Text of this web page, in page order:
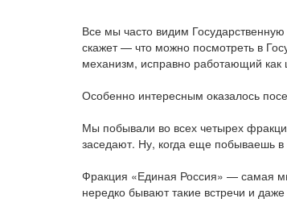
Все мы часто видим
скажет — ​что можно посмотреть в
механизм, исправно работающий как
Особенно интересным оказалось
Мы побывали во всех четырех
заседают. Ну, когда еще побываешь
Фракция «Единая Россия» — ​самая
нередко бывают такие встречи и